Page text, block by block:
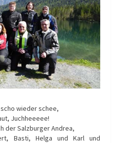
wieder schee,
Juchheeeee!
der Salzburger Andrea,
Basti, Helga und Karl und